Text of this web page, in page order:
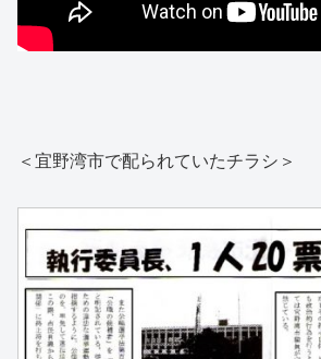
＜宜野湾市で配られていたチラシ＞